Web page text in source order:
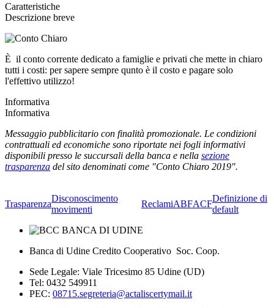
Caratteristiche
Descrizione breve
È il conto corrente dedicato a famiglie e privati che mette in chiaro
tutti i costi: per sapere sempre qunto è il costo e pagare solo
l'effettivo utilizzo!
Informativa
Informativa
Messaggio pubblicitario con finalità promozionale. Le condizioni
contrattuali ed economiche sono riportate nei fogli informativi
disponibili presso le succursali della banca e nella sezione
trasparenza del sito denominati come "Conto Chiaro 2019".
Trasparenza
Disconoscimento
movimenti
ReclamiABFACF
Definizione di
default
Banca di Udine Credito Cooperativo Soc. Coop.
Sede Legale: Viale Tricesimo 85 Udine (UD)
Tel: 0432 549911
PEC: 08715.segreteria@actaliscertymail.it